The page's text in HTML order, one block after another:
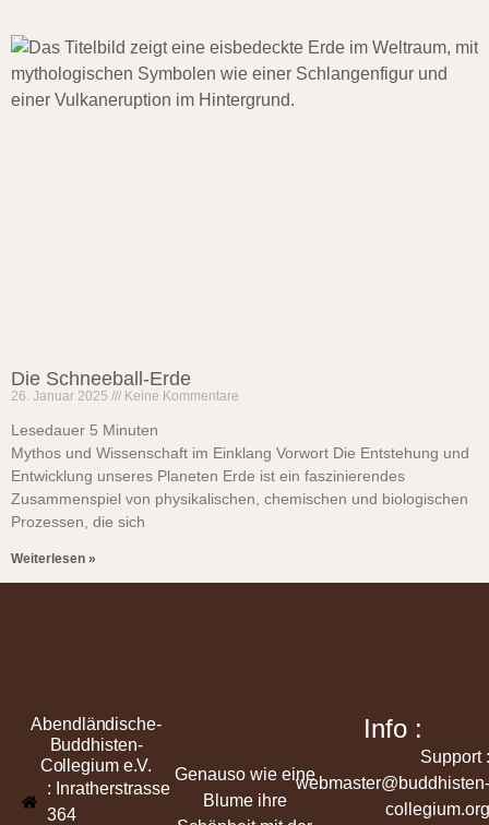
Die Schneeball-Erde
26. Januar 2025 Keine Kommentare
Lesedauer 5 Minuten
Mythos und Wissenschaft im Einklang Vorwort Die Entstehung und
Entwicklung unseres Planeten Erde ist ein faszinierendes
Zusammenspiel von physikalischen, chemischen und biologischen
Prozessen, die sich
Weiterlesen »
Abendländische-
Buddhisten-
Collegium e.V.
: Inratherstrasse
364
Genauso wie eine
Blume ihre
Info :
Support :
webmaster@buddhisten-
collegium.org